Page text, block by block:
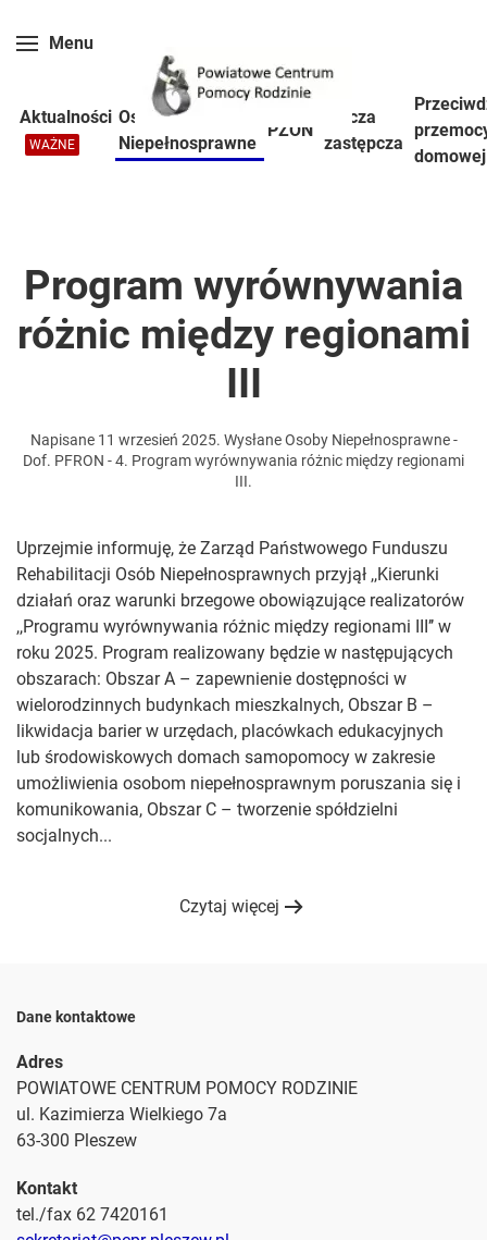
Skip to main content
Menu
Aktualności
WAŻNE
Osoby
Niepełnosprawne
PZON
Piecza
zastępcza
domowej
Program wyrównywania
różnic między regionami
III
Napisane 11 wrzesień 2025. WysłaneOsoby Niepełnosprawne -
Dof. PFRON - 4. Program wyrównywania różnic między regionami
III.
Uprzejmie informuję, że Zarząd Państwowego Funduszu
Rehabilitacji Osób Niepełnosprawnych przyjął ,,Kierunki
działań oraz warunki brzegowe obowiązujące realizatorów
,,Programu wyrównywania różnic między regionami III’’ w
roku 2025. Program realizowany będzie w następujących
obszarach: Obszar A – zapewnienie dostępności w
wielorodzinnych budynkach mieszkalnych, Obszar B –
likwidacja barier w urzędach, placówkach edukacyjnych
lub środowiskowych domach samopomocy w zakresie
umożliwienia osobom niepełnosprawnym poruszania się i
komunikowania, Obszar C – tworzenie spółdzielni
socjalnych...
Czytaj więcej
Dane kontaktowe
Adres
POWIATOWE CENTRUM POMOCY RODZINIE
ul. Kazimierza Wielkiego 7a
63-300 Pleszew
Kontakt
tel./fax 62 7420161